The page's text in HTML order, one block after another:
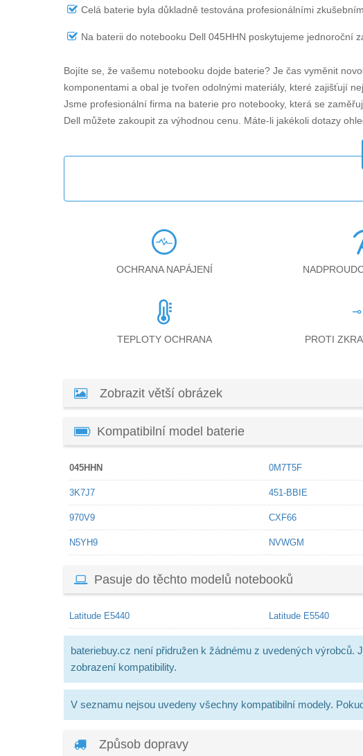
Celá baterie byla důkladně testována profesionálními
Na baterii do notebooku Dell 045HHN poskytujeme jednoroční
Bojíte se, že vašemu notebooku dojde baterie? Je čas vyměnit
komponentami a obal je tvořen odolnými materiály, které zajišťují
Jsme profesionální firma na baterie pro notebooky, která se
Dell můžete zakoupit za výhodnou cenu. Máte-li jakékoli dotazy
OCHRANA NAPÁJENÍ
TEPLOTY OCHRANA PROTI
Zobrazit větší obrázek
Kompatibilní model baterie
045HHN 0M7T5F
3K7J7 451-BBIE
970V9 CXF66
N5YH9 NVWGM
Pasuje do těchto modelů notebooků
Latitude E5440 Latitude E5540
bateriebuy.cz není přidružen k žádnému z uvedených
zobrazení kompatibility.
V seznamu nejsou uvedeny všechny kompatibilní modely.
Způsob dopravy